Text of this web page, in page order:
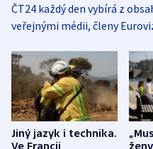
ČT24 každý den vybírá z
veřejnými médii, členy
Jiný jazyk i technika.
Ve Francii